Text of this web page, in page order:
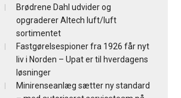
Brødrene Dahl udvider og
opgraderer Altech luft/luft
sortimentet
Fastgørelsespioner fra 1926 får nyt
liv i Norden – Upat er til hverdagens
løsninger
Minirenseanlæg sætter ny standard